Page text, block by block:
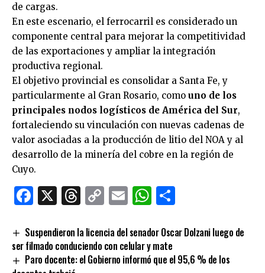
de cargas.
En este escenario, el ferrocarril es considerado un
componente central para mejorar la competitividad
de las exportaciones y ampliar la integración
productiva regional.
El objetivo provincial es consolidar a Santa Fe, y
particularmente al Gran Rosario, como uno de los
principales nodos logísticos de América del Sur,
fortaleciendo su vinculación con nuevas cadenas de
valor asociadas a la producción de litio del NOA y al
desarrollo de la minería del cobre en la región de
Cuyo.
Facebook
X Threads
CopyEmailWhatsApp
Suspendieron la licencia del senador Oscar Dolzani luego de
ser filmado conduciendo con celular y mate
Paro docente: el Gobierno informó que el 95,6 % de los